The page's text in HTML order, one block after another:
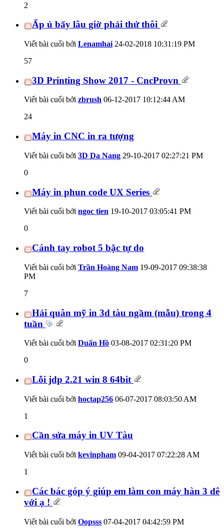
2
Ấp ủ bấy lâu giờ phải thử thôi
Viết bài cuối bởi Lenamhai 24-02-2018 10:31:19 PM
57
3D Printing Show 2017 - CncProvn
Viết bài cuối bởi zbrush 06-12-2017 10:12:44 AM
24
Máy in CNC in ra tượng
Viết bài cuối bởi 3D Da Nang 29-10-2017 02:27:21 PM
0
Máy in phun code UX Series
Viết bài cuối bởi ngoc tien 19-10-2017 03:05:41 PM
0
Cánh tay robot 5 bậc tự do
Viết bài cuối bởi Trần Hoàng Nam 19-09-2017 09:38:38
PM
7
Hải quân mỹ in 3d tàu ngầm (mẫu) trong 4
tuần
Viết bài cuối bởi Duẩn Hồ 03-08-2017 02:31:20 PM
0
Lỗi jdp 2.21 win 8 64bit
Viết bài cuối bởi hoctap256 06-07-2017 08:03:50 AM
1
Cần sửa máy in UV Tàu
Viết bài cuối bởi kevinpham 09-04-2017 07:22:28 AM
1
Các bác góp ý giúp em làm con máy hàn 3 dê
với ạ !
Viết bài cuối bởi Oopsss 07-04-2017 04:42:59 PM